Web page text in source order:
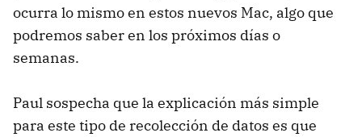
ocurra lo mismo en estos nuevos Mac, algo que
podremos saber en los próximos días o
semanas.
Paul sospecha que la explicación más simple
para este tipo de recolección de datos es que